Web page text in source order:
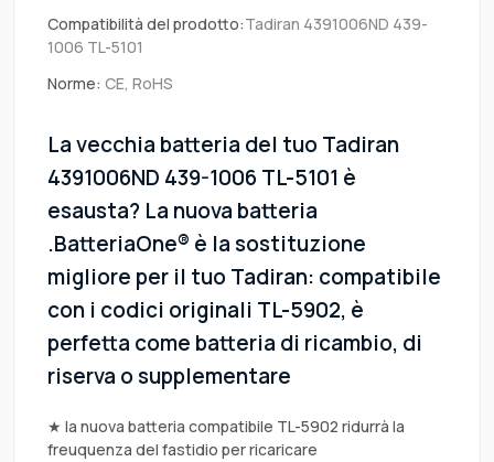
Compatibilità del prodotto:Tadiran 4391006ND 439-
1006 TL-5101
Norme: CE, RoHS
La vecchia batteria del tuo Tadiran
4391006ND 439-1006 TL-5101 è
esausta? La nuova batteria
.BatteriaOne® è la sostituzione
migliore per il tuo Tadiran: compatibile
con i codici originali TL-5902, è
perfetta come batteria di ricambio, di
riserva o supplementare
★ la nuova batteria compatibile TL-5902 ridurrà la
freuquenza del fastidio per ricaricare